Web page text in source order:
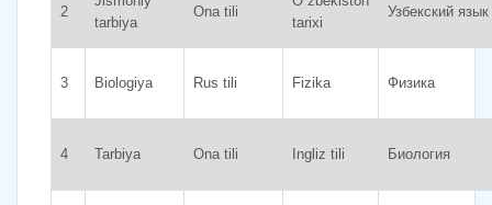
2
tarbiya
Ona tili
tarixi
Узбекский язык
3 Biologiya Rus tili Fizika Физика
4 Tarbiya Ona tili Ingliz tili Биология